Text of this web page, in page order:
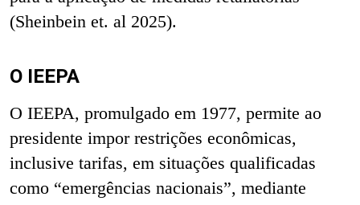
(Sheinbein et. al 2025).
O IEEPA
O IEEPA, promulgado em 1977, permite ao
presidente impor restrições econômicas,
inclusive tarifas, em situações qualificadas
como “emergências nacionais”, mediante